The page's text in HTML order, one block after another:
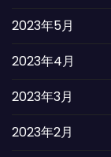
2023年5月
2023年4月
2023年3月
2023年2月